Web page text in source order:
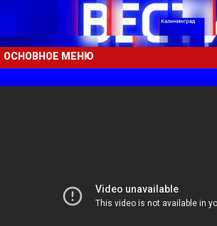
ОСНОВНОЕ МЕНЮ